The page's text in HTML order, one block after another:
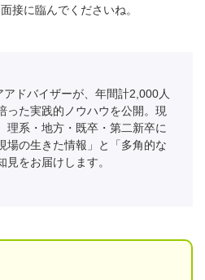
接に臨んでくださいね。
ドバイザーが、年間計2,000人
った実践的ノウハウを公開。現
理系・地方・既卒・第二新卒に
場の生きた情報」と「多角的な
をお届けします。